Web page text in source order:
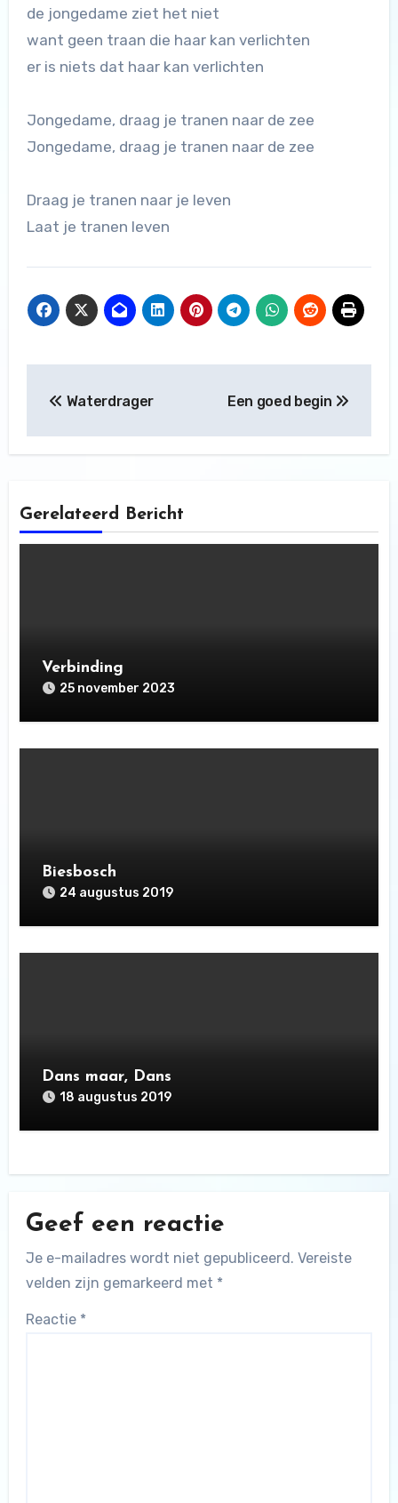
de jongedame ziet het niet
want geen traan die haar kan verlichten
er is niets dat haar kan verlichten
Jongedame, draag je tranen naar de zee
Jongedame, draag je tranen naar de zee
Draag je tranen naar je leven
Laat je tranen leven
navigatie
Waterdrager Een goed begin
Gerelateerd Bericht
Verbinding
25 november 2023
Biesbosch
24 augustus 2019
Dans maar, Dans
18 augustus 2019
Geef een reactie
Je e-mailadres wordt niet gepubliceerd. Vereiste
velden zijn gemarkeerd met *
Reactie *